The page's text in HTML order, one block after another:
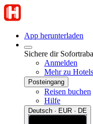
App herunterladen
Sichere dir
Anmelden
Mehr zu
Posteingang
Reisen buchen
Hilfe
Deutsch · EUR · DE